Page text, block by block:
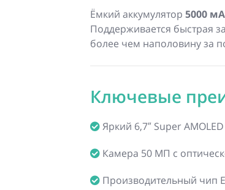
Ёмкий аккумулятор 5000
Поддерживается быстрая
более чем наполовину за
Ключевые
Яркий 6,7″ Super
Камера 50 МП с
Производительный чип